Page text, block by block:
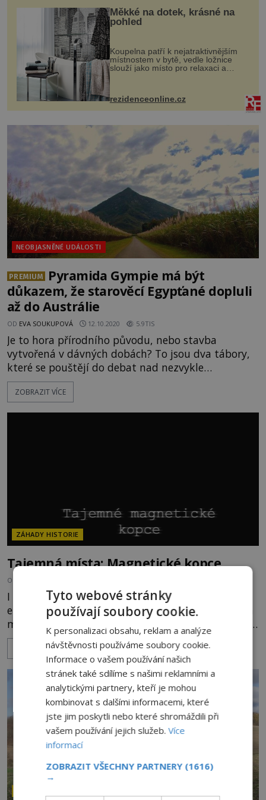
Měkké na dotek, krásné na
pohled
Koupelna patří k nejatraktivnějším
místnostem v bytě, vedle ložnice
slouží jako místo pro relaxaci a
odpočinek. Koupelnový textil –
ručníky, osušky a koberečky –
mohou jako mávnutím kouzelného
proutku...
rezidenceonline.cz
NEOBJASNĚNÉ UDÁLOSTI
PREMIUM
Pyramida Gympie má být
důkazem, že starověcí Egypťané dopluli
až do Austrálie
OD EVA SOUKUPOVÁ 12.10.2020 5.9TIS
Je to hora přírodního původu, nebo stavba
vytvořená v dávných dobách? To jsou dva tábory,
které se pouštějí do debat nad nezvykle
pravidelnými vrcholy australského kopce Gympie.
Tento útvar však rozdělil i druhou jmenovanou
ZOBRAZIT VÍCE
ZÁHADY HISTORIE
Tajemná místa: Magnetické kopce
OD
I u nás existují místa, která v sobě mají podivnou
energii. Auta zde jezdí sama do kopce s vypnutým
motorem, míče či plastové lahve se kutálejí samy
od sebe. Co je ale na těchto pověstech pravdy?
https://www.youtube.com/watch?v=2kqyBxFklgg
ZOBRAZIT VÍCE
Tyto webové stránky
používají soubory cookie.
K personalizaci obsahu, reklam a analýze
návštěvnosti používáme soubory cookie.
Informace o vašem používání našich
stránek také sdílíme s našimi reklamními a
analytickými partnery, kteří je mohou
kombinovat s dalšími informacemi, které
jste jim poskytli nebo které shromáždili při
vašem používání jejich služeb.Více
informací
ZOBRAZIT VŠECHNY PARTNERY (1616)
→